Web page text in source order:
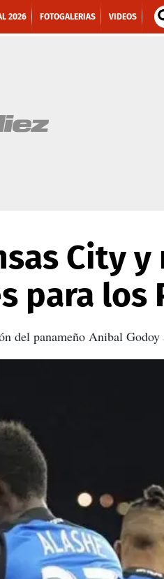
2026 FOTOGALERIAS VIDEOS
City
para los
del panameño Anibal